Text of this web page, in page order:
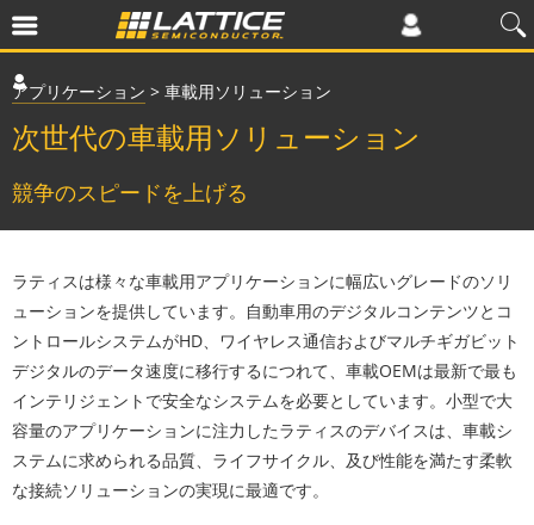
アプリケーション > 車載用ソリューション
次世代の車載用ソリューション
競争のスピードを上げる
ラティスは様々な車載用アプリケーションに幅広いグレードのソリ
ューションを提供しています。自動車用のデジタルコンテンツとコ
ントロールシステムがHD、ワイヤレス通信およびマルチギガビット
デジタルのデータ速度に移行するにつれて、車載OEMは最新で最も
インテリジェントで安全なシステムを必要としています。小型で大
容量のアプリケーションに注力したラティスのデバイスは、車載シ
ステムに求められる品質、ライフサイクル、及び性能を満たす柔軟
な接続ソリューションの実現に最適です。